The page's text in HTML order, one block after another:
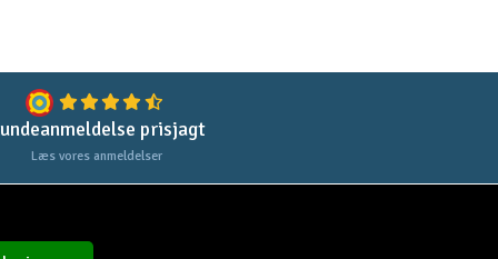
prisjagt
Læs vores anmeldelser